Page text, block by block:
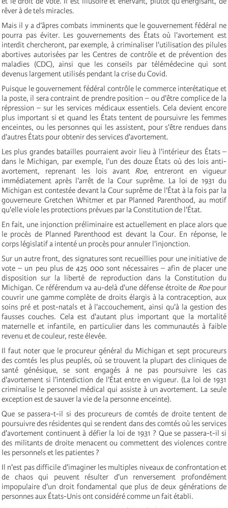
rêver à de tels miracles.
Mais il y a d’âpres combats imminents que le gouvernement fédéral ne
pourra pas éviter. Les gouvernements des États où l'avortement est
interdit chercheront, par exemple, à criminaliser l'utilisation des pilules
abortives autorisées par les Centres de contrôle et de prévention des
maladies (CDC), ainsi que les conseils par télémédecine qui sont
devenus largement utilisés pendant la crise du Covid.
Puisque le gouvernement fédéral contrôle le commerce interétatique et
la poste, il sera contraint de prendre position – ou d'être complice de la
répression – sur les services médicaux essentiels. Cela devient encore
plus important si et quand les États tentent de poursuivre les femmes
enceintes, ou les personnes qui les assistent, pour s'être rendues dans
d'autres États pour obtenir des services d'avortement.
Les plus grandes batailles pourraient avoir lieu à l'intérieur des États –
dans le Michigan, par exemple, l'un des douze États où des lois anti-
avortement, reprenant les lois avant Roe, entreront en vigueur
immédiatement après l'arrêt de la Cour suprême. La loi de 1931 du
Michigan est contestée devant la Cour suprême de l'État à la fois par la
gouverneure Gretchen Whitmer et par Planned Parenthood, au motif
qu'elle viole les protections prévues par la Constitution de l'État.
En fait, une injonction préliminaire est actuellement en place alors que
le procès de Planned Parenthood est devant la Cour. En réponse, le
corps législatif a intenté un procès pour annuler l'injonction.
Sur un autre front, des signatures sont recueillies pour une initiative de
vote – un peu plus de 425 000 sont nécessaires – afin de placer une
disposition sur la liberté de reproduction dans la Constitution du
Michigan. Ce référendum va au-delà d'une défense étroite de Roepour
couvrir une gamme complète de droits élargis à la contraception, aux
soins pré et post-natals et à l'accouchement, ainsi qu'à la gestion des
fausses couches. Cela est d'autant plus important que la mortalité
maternelle et infantile, en particulier dans les communautés à faible
revenu et de couleur, reste élevée.
Il faut noter que le procureur général du Michigan et sept procureurs
des comtés les plus peuplés, où se trouvent la plupart des cliniques de
santé génésique, se sont engagés à ne pas poursuivre les cas
d'avortement si l'interdiction de l'État entre en vigueur. (La loi de 1931
criminalise le personnel médical qui assiste à un avortement. La seule
exception est de sauver la vie de la personne enceinte).
Que se passera-t-il si des procureurs de comtés de droite tentent de
poursuivre des résidentes qui se rendent dans des comtés où les services
d'avortement continuent à défier la loi de 1931 ? Que se passera-t-il si
des militants de droite menacent ou commettent des violences contre
les personnels et les patientes ?
Il n'est pas difficile d'imaginer les multiples niveaux de confrontation et
de chaos qui peuvent résulter d'un renversement profondément
impopulaire d'un droit fondamental que plus de deux générations de
personnes aux États-Unis ont considéré comme un fait établi.